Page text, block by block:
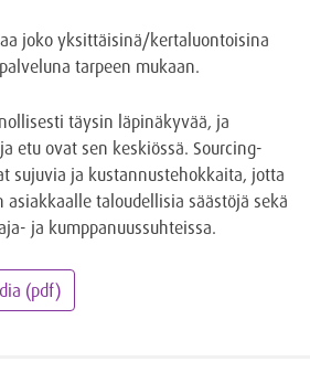
joko yksittäisinä/kertaluontoisina
tarpeen mukaan.
täysin läpinäkyvää, ja
etu ovat sen keskiössä. Sourcing-
sujuvia ja kustannustehokkaita, jotta
taloudellisia säästöjä sekä
ja kumppanuussuhteissa.
(pdf)